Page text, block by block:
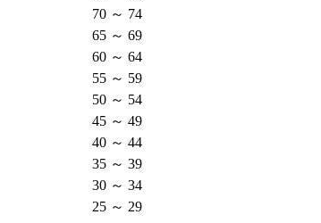
70 ～ 74
65 ～ 69
60 ～ 64
55 ～ 59
50 ～ 54
45 ～ 49
40 ～ 44
35 ～ 39
30 ～ 34
25 ～ 29